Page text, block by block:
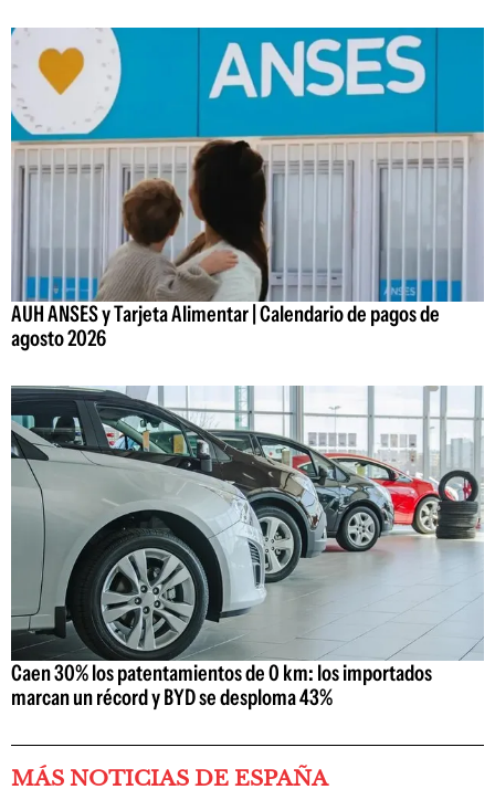
AUH ANSES y Tarjeta Alimentar | Calendario de pagos de
agosto 2026
Caen 30% los patentamientos de 0 km: los importados
marcan un récord y BYD se desploma 43%
MÁS NOTICIAS DE ESPAÑA